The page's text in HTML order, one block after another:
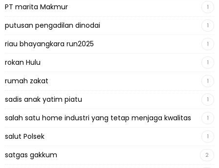
PT marita Makmur 1
putusan pengadilan dinodai 1
riau bhayangkara run2025 1
rokan Hulu 1
rumah zakat 1
sadis anak yatim piatu 1
salah satu home industri yang tetap menjaga kwalitas 1
salut Polsek 1
satgas gakkum 2